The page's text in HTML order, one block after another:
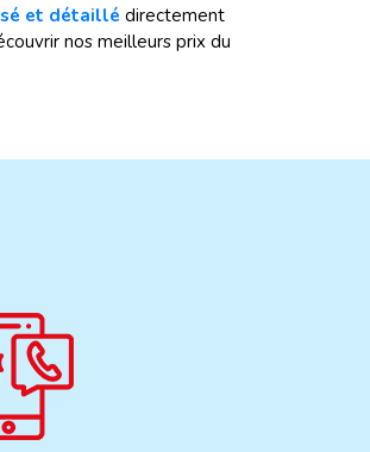
et détaillé directement
nos meilleurs prix du